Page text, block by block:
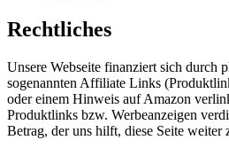
Rechtliches
Unsere Webseite finanziert sich durch
sogenannten Affiliate Links
oder einem Hinweis auf Amazon
Produktlinks bzw. Werbeanzeigen
Betrag, der uns hilft, diese Seite weiter